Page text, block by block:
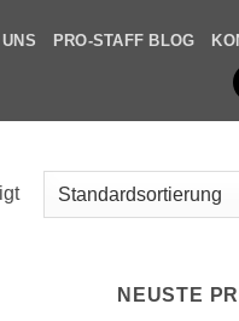
PRO-STAFF BLOG
NEUSTE